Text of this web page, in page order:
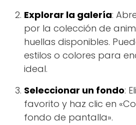
Explorar la galería:
por la colección de
huellas disponibles.
estilos o colores para
ideal.
Seleccionar un fondo:
favorito y haz clic en
fondo de pantalla».